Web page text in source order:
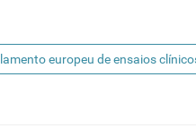
europeu de ensaios